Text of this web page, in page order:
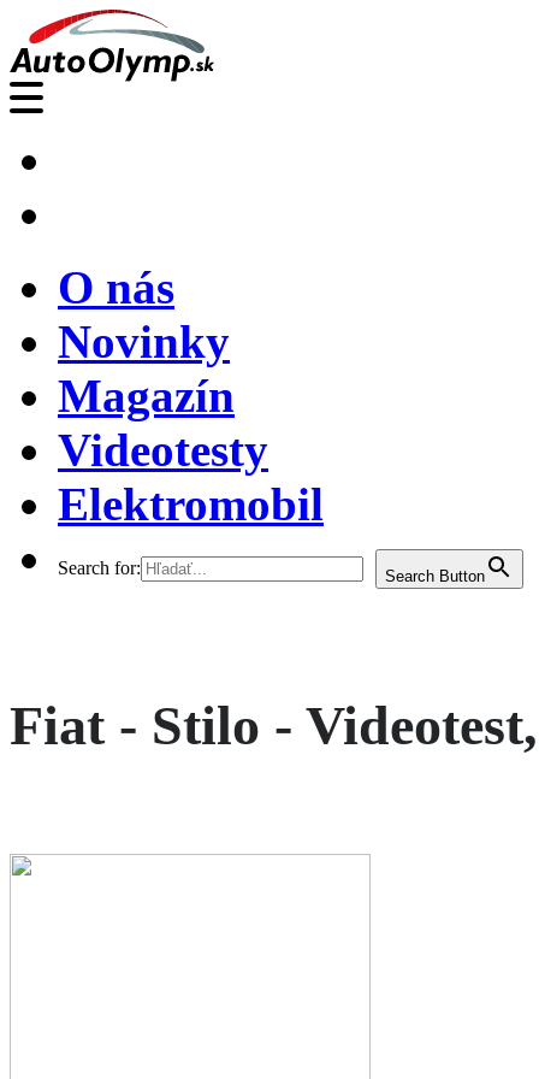
O nás
Novinky
Magazín
Videotesty
Elektromobil
Search for: Search Button
Fiat - Stilo -